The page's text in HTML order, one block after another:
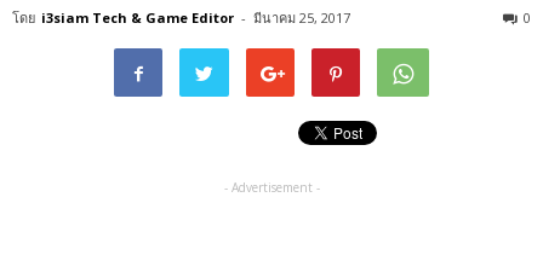
โดย i3siam Tech & Game Editor - มีนาคม 25, 2017 0
- Advertisement -